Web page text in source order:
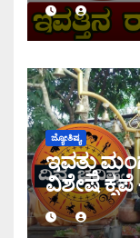
ಜ್ಯೋತಿಷ್ಯ
ಇವತ್ತು
ವಿಶೇಷ
ಇಂದಿನ